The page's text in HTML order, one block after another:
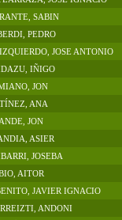
SABIN
PEDRO
JOSE ANTONIO
IÑIGO
JON
ANA
JON
ASIER
JOSEBA
AITOR
JAVIER IGNACIO
ANDONI